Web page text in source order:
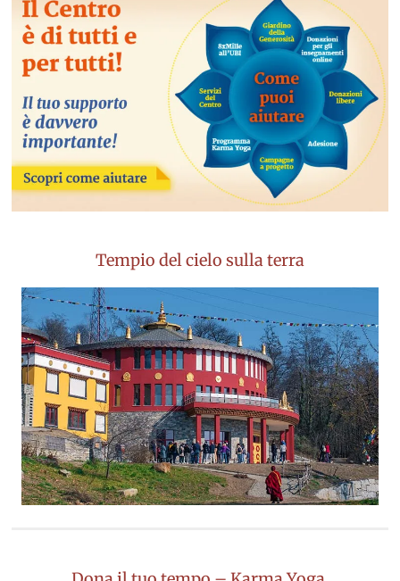
Tempio del cielo sulla terra